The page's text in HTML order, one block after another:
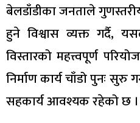
बेलडाँडीका जनताले
हुने विश्वास व्यक्त गर्दै,
विस्तारको महत्त्वपूर्ण
निर्माण कार्य चाँडो पुनः सुरु
सहकार्य आवश्यक रहेको छ ।